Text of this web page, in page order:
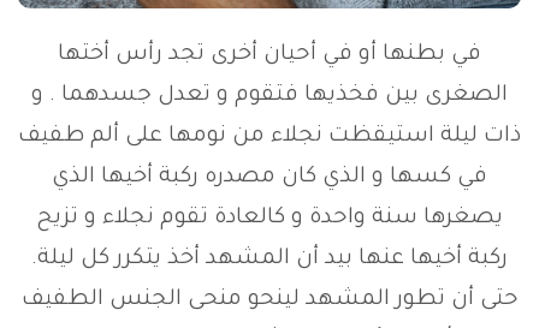
في بطنها أو في أحيان أخرى تجد رأس أختها
الصغرى بين فخذيها فتقوم و تعدل جسدهما . و
ذات ليلة استيقظت نجلاء من نومها على ألم طفيف
في كسها و الذي كان مصدره ركبة أخيها الذي
يصغرها سنة واحدة و كالعادة تقوم نجلاء و تزيح
ركبة أخيها عنها بيد أن المشهد أخذ يتكرر كل ليلة.
حتى أن تطور المشهد لينحو منحى الجنس الطفيف